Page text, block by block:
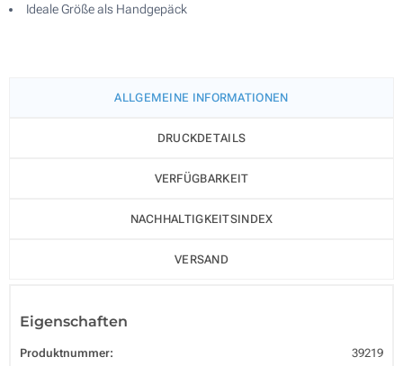
Ideale Größe als Handgepäck
ALLGEMEINE INFORMATIONEN
DRUCKDETAILS
VERFÜGBARKEIT
NACHHALTIGKEITSINDEX
VERSAND
Eigenschaften
Produktnummer: 39219